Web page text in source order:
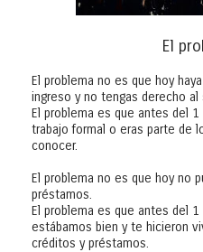
El
El problema no es que hoy
ingreso y no tengas derecho
El problema es que antes del
trabajo formal o eras parte de
conocer.
El problema no es que hoy no
préstamos.
El problema es que antes del
estábamos bien y te hicieron
créditos y préstamos.